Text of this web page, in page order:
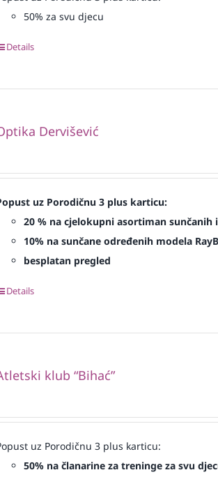
50% za svu djecu
Details
Dervišević
uz Porodičnu 3 plus karticu:
20 % na cjelokupni asortiman
10% na sunčane određenih modela
besplatan pregled
Details
klub “Bihać”
uz Porodičnu 3 plus karticu:
50% na članarine za treninge za svu